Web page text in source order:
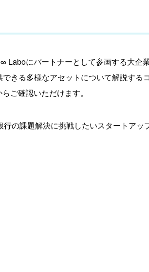
Laboにパートナーとして参画する大企
きる多様なアセットについて解説する
らご確認いただけます。
行の課題解決に挑戦したいスタートア